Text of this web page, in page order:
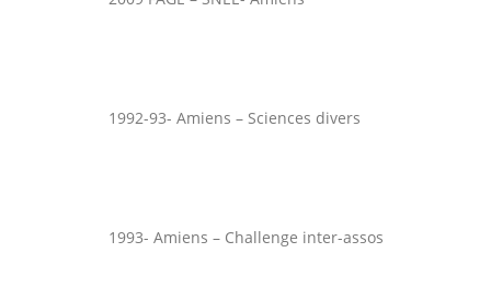
1992-93- Amiens – Sciences divers
1993- Amiens – Challenge inter-assos